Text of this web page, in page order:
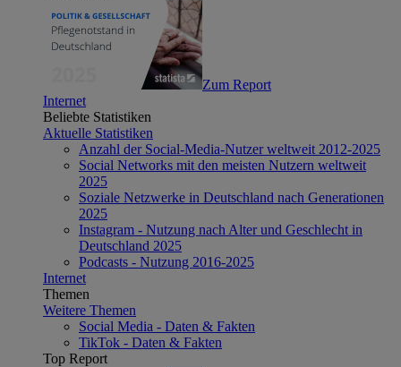
Zum Report
Internet
Beliebte Statistiken
Aktuelle Statistiken
Anzahl der Social-Media-Nutzer weltweit 2012-2025
Social Networks mit den meisten Nutzern weltweit
2025
Soziale Netzwerke in Deutschland nach Generationen
2025
Instagram - Nutzung nach Alter und Geschlecht in
Deutschland 2025
Podcasts - Nutzung 2016-2025
Internet
Themen
Weitere Themen
Social Media - Daten & Fakten
TikTok - Daten & Fakten
Top Report